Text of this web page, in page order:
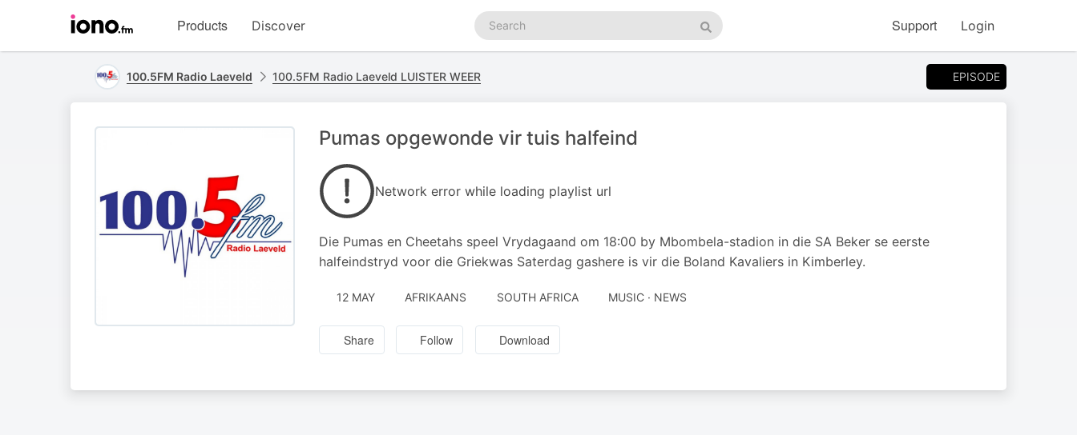
homepage
Products Discover
Search
podcasts
Search
Support Login
100.5FM Radio Laeveld 100.5FM Radio Laeveld LUISTER WEER EPISODE
Pumas opgewonde vir tuis halfeind
Network error while loading playlist url
Die Pumas en Cheetahs speel Vrydagaand om 18:00 by Mbombela-stadion in die SA Beker se eerste
halfeindstryd voor die Griekwas Saterdag gashere is vir die Boland Kavaliers in Kimberley.
12 MAY AFRIKAANS SOUTH AFRICA MUSIC · NEWS
Share Follow Download